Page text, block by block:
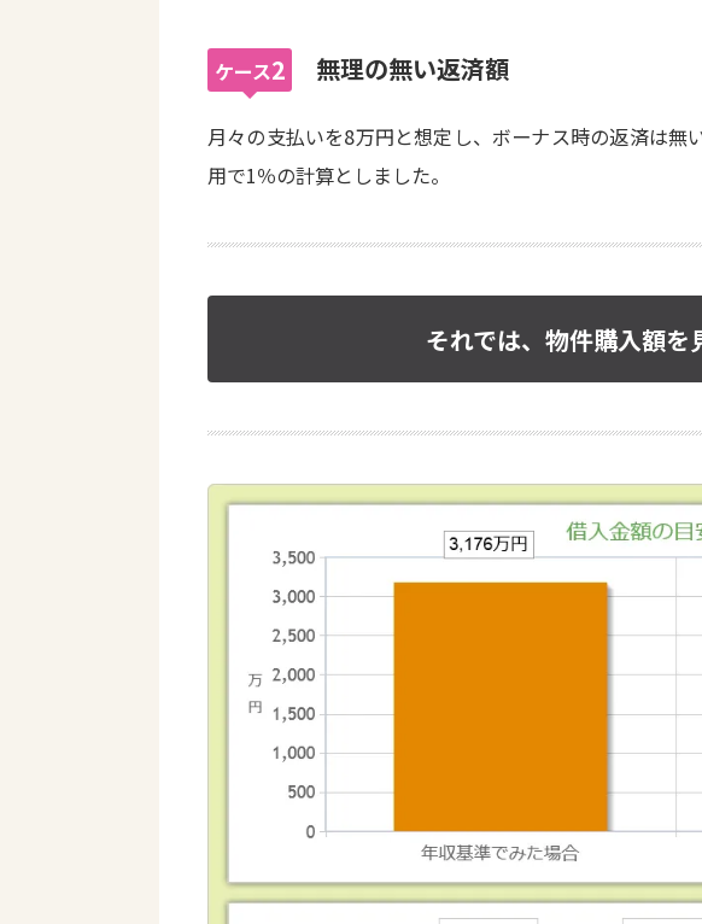
ケース2 無理の無い返済額
月々の支払いを8万円と想定し、ボーナス時の返済は無
用で1％の計算としました。
それでは、物件購入額を